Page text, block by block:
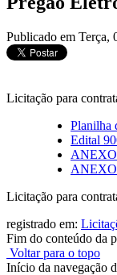
Publicado em Terça,
Licitação para
Planilha
Edital
Licitação para
registrado em:
Fim do conteúdo da
Voltar para o topo
Início da navegação